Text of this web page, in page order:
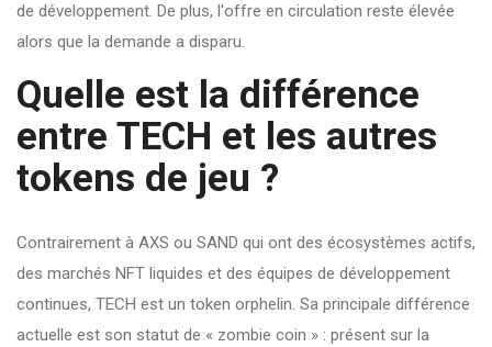
de développement. De plus, l'offre en circulation reste élevée
alors que la demande a disparu.
Quelle est la différence
entre TECH et les autres
tokens de jeu ?
Contrairement à AXS ou SAND qui ont des écosystèmes actifs,
des marchés NFT liquides et des équipes de développement
continues, TECH est un token orphelin. Sa principale différence
actuelle est son statut de « zombie coin » : présent sur la